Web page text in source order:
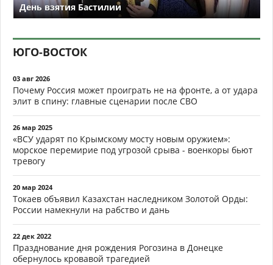
День взятия Бастилии
ЮГО-ВОСТОК
03 авг 2026
Почему Россия может проиграть не на фронте, а от удара
элит в спину: главные сценарии после СВО
26 мар 2025
«ВСУ ударят по Крымскому мосту новым оружием»:
морское перемирие под угрозой срыва - военкоры бьют
тревогу
20 мар 2024
Токаев объявил Казахстан наследником Золотой Орды:
России намекнули на рабство и дань
22 дек 2022
Празднование дня рождения Рогозина в Донецке
обернулось кровавой трагедией